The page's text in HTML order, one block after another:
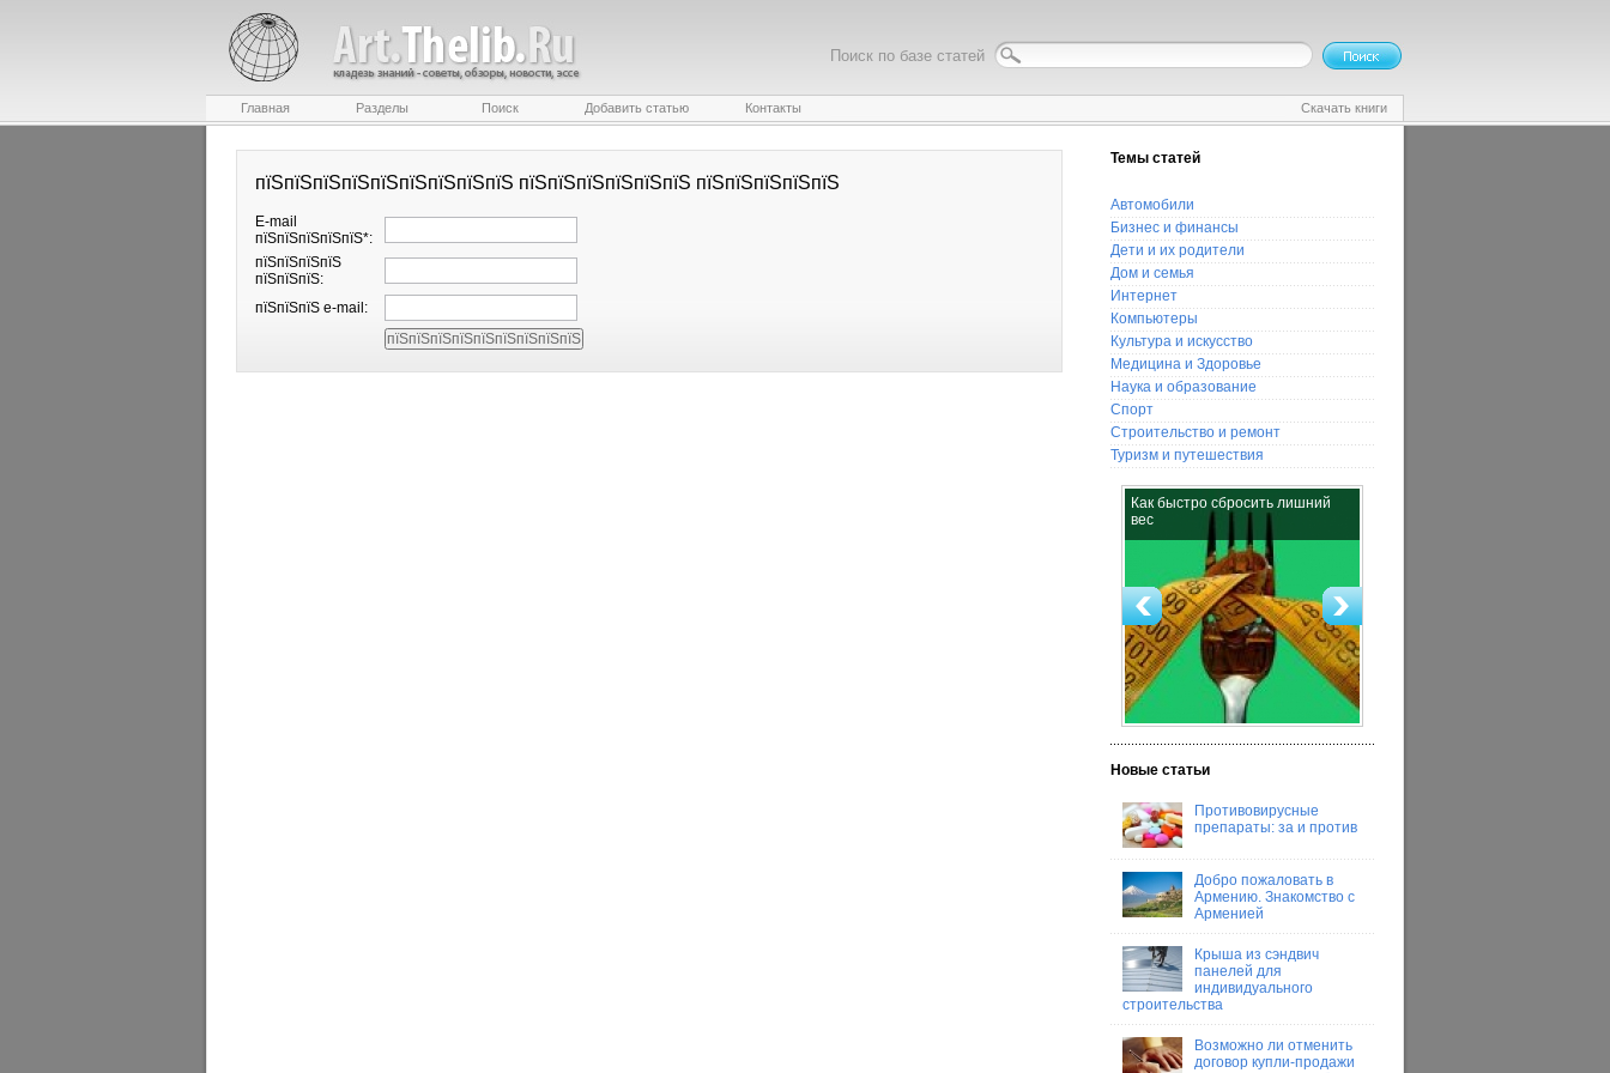
Поиск по базе статей
Главная Разделы Поиск Добавить статью Контакты Скачать книги
пїЅпїЅпїЅпїЅпїЅпїЅпїЅпїЅпїЅ пїЅпїЅпїЅпїЅпїЅпїЅ пїЅпїЅпїЅпїЅпїЅ
E-mail
пїЅпїЅпїЅпїЅпїЅ*:
пїЅпїЅпїЅпїЅ
пїЅпїЅпїЅ:
пїЅпїЅпїЅ e-mail:
Темы статей
Автомобили
Бизнес и финансы
Дети и их родители
Дом и семья
Интернет
Компьютеры
Культура и искусство
Медицина и Здоровье
Наука и образование
Спорт
Строительство и ремонт
Туризм и путешествия
Как быстро сбросить лишний
вес
Новые статьи
Противовирусные
препараты: за и против
Добро пожаловать в
Армению. Знакомство с
Арменией
Крыша из сэндвич
панелей для
индивидуального
строительства
Возможно ли отменить
договор купли-продажи